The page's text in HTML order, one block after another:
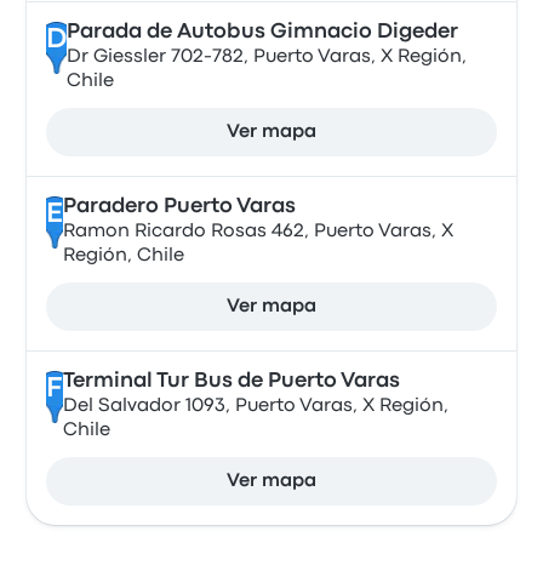
DParada de Autobus Gimnacio Digeder
Dr Giessler 702-782, Puerto Varas, X Región,
Chile
Ver mapa
E Paradero Puerto Varas
Ramon Ricardo Rosas 462, Puerto Varas, X
Región, Chile
Ver mapa
F Terminal Tur Bus de Puerto Varas
Del Salvador 1093, Puerto Varas, X Región,
Chile
Ver mapa